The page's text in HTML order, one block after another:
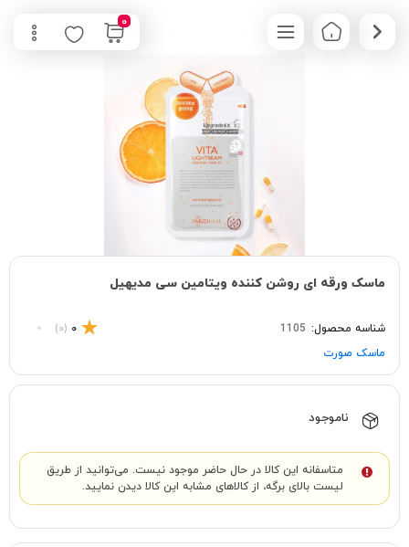
0
ماسک ورقه ای روشن کننده ویتامین سی مدیهیل
شناسه محصول: 1105
0
(0)
ماسک صورت
ناموجود
متاسفانه این کالا در حال حاضر موجود نیست. می‌توانید از طریق
لیست بالای برگه، از کالاهای مشابه این کالا دیدن نمایید.